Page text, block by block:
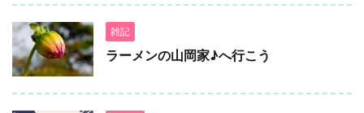
雑記
ラーメンの山岡家♪へ行こう